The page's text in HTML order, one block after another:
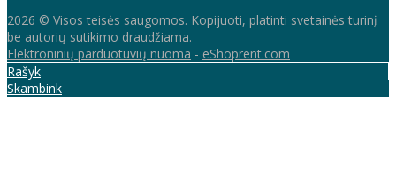
2026 © Visos teisės saugomos. Kopijuoti, platinti svetainės turinį
be autorių sutikimo draudžiama.
Elektroninių parduotuvių nuoma - eShoprent.com
Rašyk
Skambink